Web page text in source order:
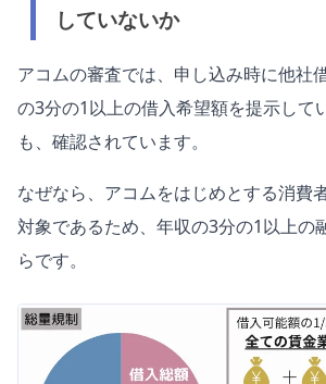
していないか
アコムの審査では、申し込み時に他社
の3分の1以上の借入希望額を提示して
も、確認されています。
なぜなら、アコムをはじめとする消費
対象であるため、年収の3分の1以上の
らです。